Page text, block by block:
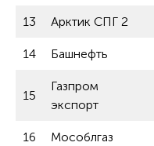
13 Арктик СПГ 2
14 Башнефть
15
Газпром
экспорт
16 Мособлгаз